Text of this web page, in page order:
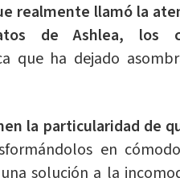
realmente llamó la
de Ashlea, los
que ha dejado
la particularidad de
en
solución a la